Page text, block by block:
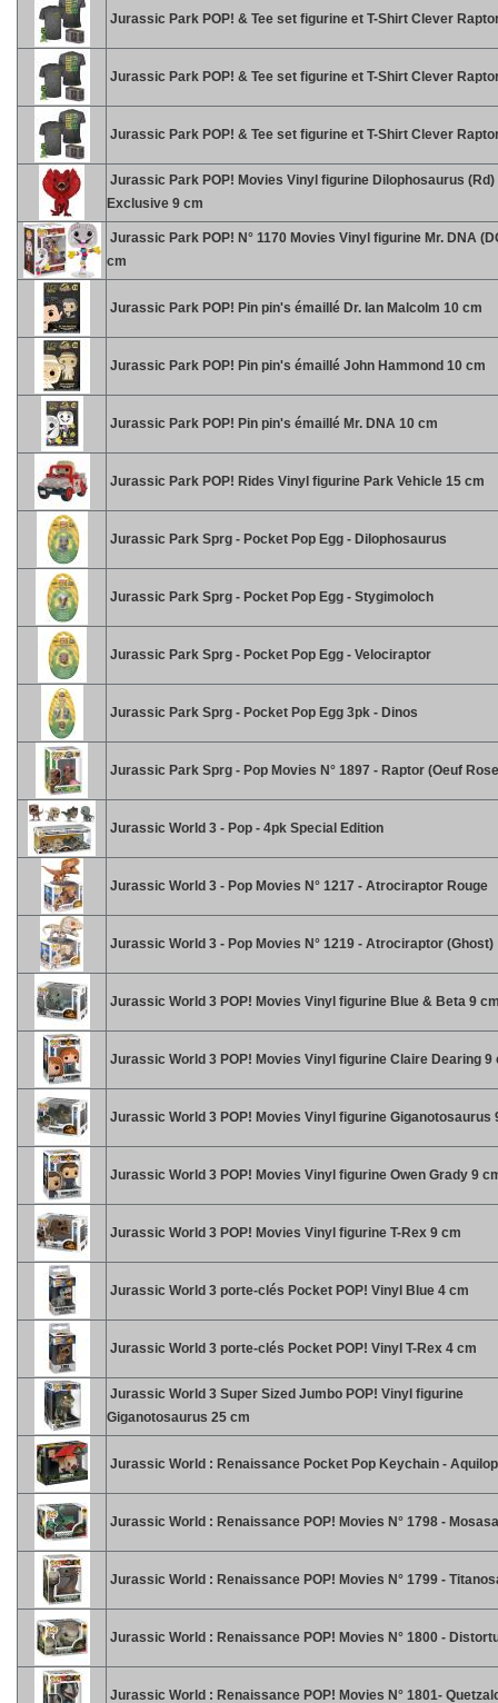
Jurassic Park POP! & Tee set figurine et T-Shirt Clever
Jurassic Park POP! & Tee set figurine et T-Shirt Clever
Jurassic Park POP! & Tee set figurine et T-Shirt Clever
Jurassic Park POP! Movies Vinyl figurine Dilophosaurus (Rd)
Exclusive 9 cm
Jurassic Park POP! N° 1170 Movies Vinyl figurine Mr. DNA
cm
Jurassic Park POP! Pin pin's émaillé Dr. Ian Malcolm 10 cm
Jurassic Park POP! Pin pin's émaillé John Hammond 10 cm
Jurassic Park POP! Pin pin's émaillé Mr. DNA 10 cm
Jurassic Park POP! Rides Vinyl figurine Park Vehicle 15 cm
Jurassic Park Sprg - Pocket Pop Egg - Dilophosaurus
Jurassic Park Sprg - Pocket Pop Egg - Stygimoloch
Jurassic Park Sprg - Pocket Pop Egg - Velociraptor
Jurassic Park Sprg - Pocket Pop Egg 3pk - Dinos
Jurassic Park Sprg - Pop Movies N° 1897 - Raptor (Oeuf
Jurassic World 3 - Pop - 4pk Special Edition
Jurassic World 3 - Pop Movies N° 1217 - Atrociraptor Rouge
Jurassic World 3 - Pop Movies N° 1219 - Atrociraptor (Ghost)
Jurassic World 3 POP! Movies Vinyl figurine Blue & Beta 9
Jurassic World 3 POP! Movies Vinyl figurine Claire Dearing 9
Jurassic World 3 POP! Movies Vinyl figurine Giganotosaurus
Jurassic World 3 POP! Movies Vinyl figurine Owen Grady 9
Jurassic World 3 POP! Movies Vinyl figurine T-Rex 9 cm
Jurassic World 3 porte-clés Pocket POP! Vinyl Blue 4 cm
Jurassic World 3 porte-clés Pocket POP! Vinyl T-Rex 4 cm
Jurassic World 3 Super Sized Jumbo POP! Vinyl figurine
Giganotosaurus 25 cm
Jurassic World : Renaissance Pocket Pop Keychain -
Jurassic World : Renaissance POP! Movies N° 1798 -
Jurassic World : Renaissance POP! Movies N° 1799 -
Jurassic World : Renaissance POP! Movies N° 1800 -
Jurassic World : Renaissance POP! Movies N° 1801-